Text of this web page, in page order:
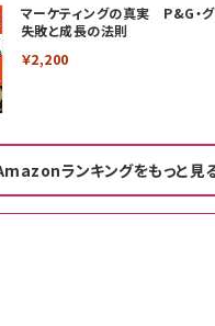
マーケティングの真実 P&G・
失敗と成長の法則
￥2,200
ランキングをもっと見